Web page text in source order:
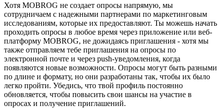
Хотя MOBROG не создает опросы напрямую, мы
сотрудничаем с надежными партнерами по маркетинговым
исследованиям, которые их предоставляют. Ты можешь начать
проходить опросы в любое время через приложение или веб-
платформу MOBROG, не дожидаясь приглашения - хотя мы
также отправляем тебе приглашения на опросы по
электронной почте и через push-уведомления, когда
появляются новые возможности. Опросы могут быть разными
по длине и формату, но они разработаны так, чтобы их было
легко пройти. Убедись, что твой профиль постоянно
обновляется, чтобы повысить свои шансы на участие в
опросах и получение приглашений.